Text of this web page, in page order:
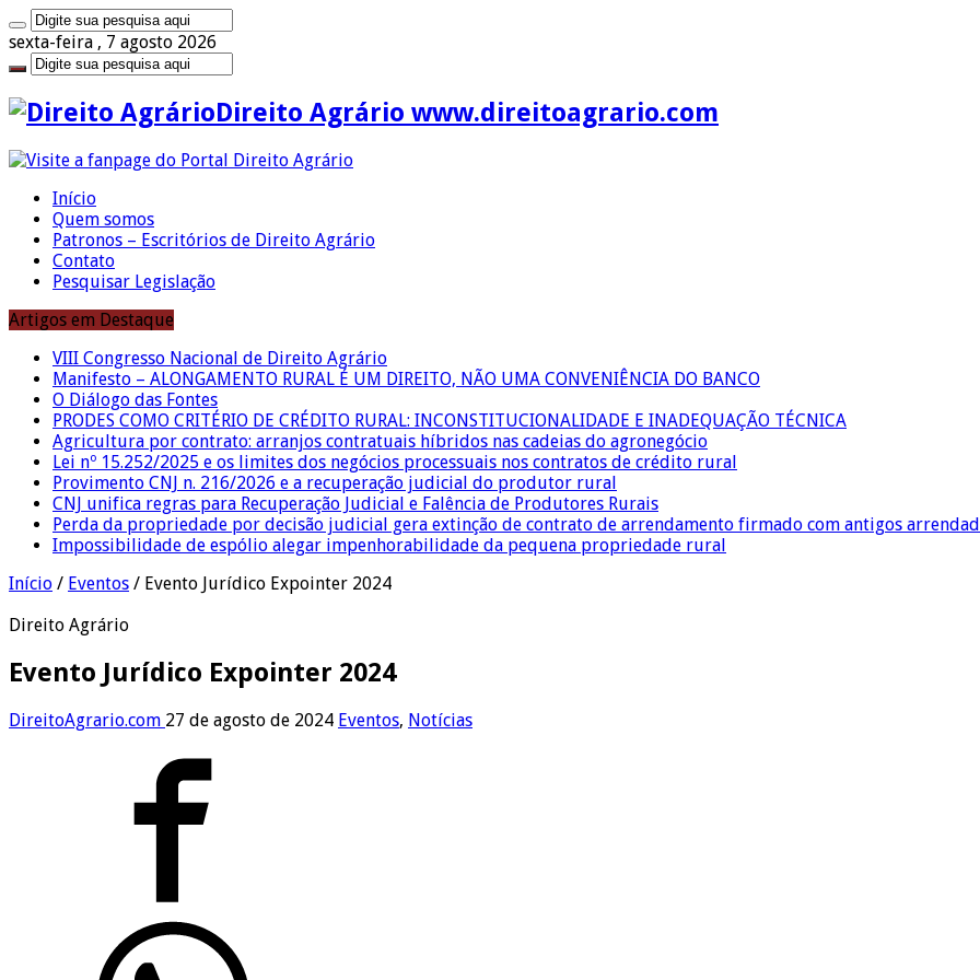
sexta-feira , 7 agosto 2026
Direito Agrário www.direitoagrario.com
Início
Quem somos
Patronos – Escritórios de Direito Agrário
Contato
Pesquisar Legislação
Artigos em Destaque
VIII Congresso Nacional de Direito Agrário
Manifesto – ALONGAMENTO RURAL É UM DIREITO, NÃO UMA CONVENIÊNCIA DO BANCO
O Diálogo das Fontes
PRODES COMO CRITÉRIO DE CRÉDITO RURAL: INCONSTITUCIONALIDADE E INADEQUAÇÃO TÉCNICA
Agricultura por contrato: arranjos contratuais híbridos nas cadeias do agronegócio
Lei nº 15.252/2025 e os limites dos negócios processuais nos contratos de crédito rural
Provimento CNJ n. 216/2026 e a recuperação judicial do produtor rural
CNJ unifica regras para Recuperação Judicial e Falência de Produtores Rurais
Perda da propriedade por decisão judicial gera extinção de contrato de arrendamento firmado com antigos
Impossibilidade de espólio alegar impenhorabilidade da pequena propriedade rural
Início / Eventos / Evento Jurídico Expointer 2024
Direito Agrário
Evento Jurídico Expointer 2024
DireitoAgrario.com 27 de agosto de 2024 Eventos, Notícias